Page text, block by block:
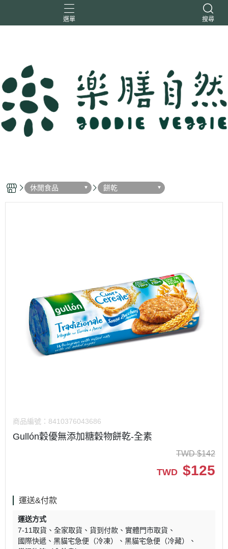
選單 搜尋
一樂鶴
休閒食品 餅乾
商品編號： 8410376043686
Gullón穀優無添加糖穀物餅乾-全素
TWD $142
TWD $125
運送&付款
運送方式
7-11取貨
全家取貨 貨到付款
實體門市取貨
國際快遞
黑貓宅急便（冷凍）
黑貓宅急便（冷藏）